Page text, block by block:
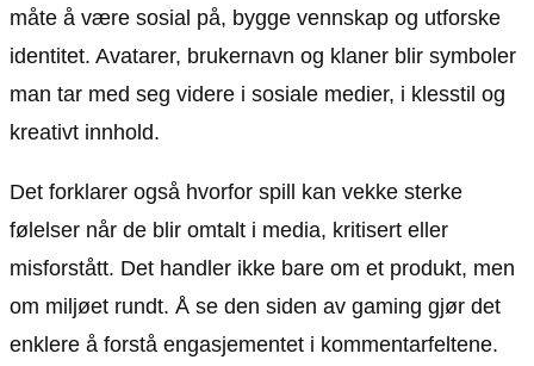
måte å være sosial på, bygge vennskap og utforske
identitet. Avatarer, brukernavn og klaner blir symboler
man tar med seg videre i sosiale medier, i klesstil og
kreativt innhold.
Det forklarer også hvorfor spill kan vekke sterke
følelser når de blir omtalt i media, kritisert eller
misforstått. Det handler ikke bare om et produkt, men
om miljøet rundt. Å se den siden av gaming gjør det
enklere å forstå engasjementet i kommentarfeltene.